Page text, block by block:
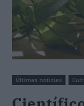
Últimas noticias